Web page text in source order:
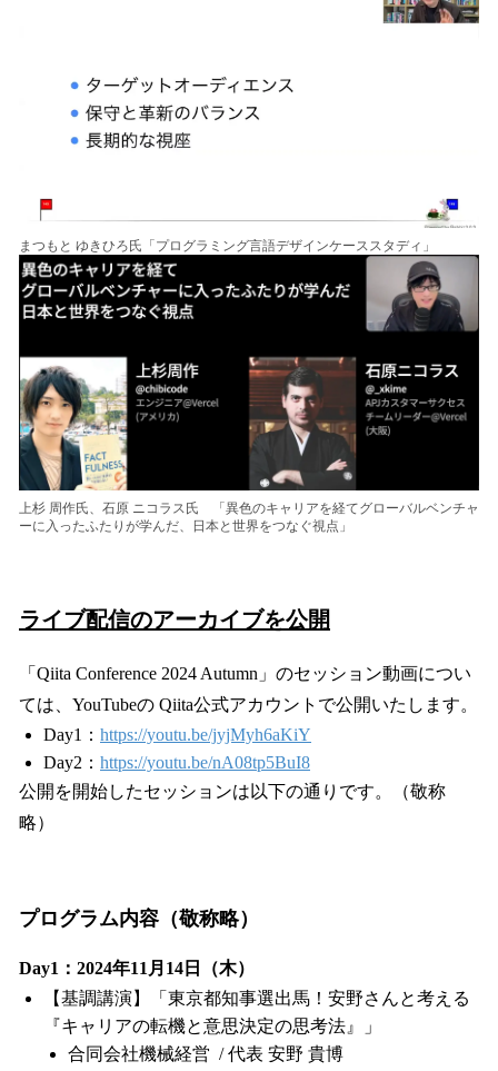
まつもと ゆきひろ氏「プログラミング言語デザインケーススタディ」
上杉 周作氏、石原 ニコラス氏 「異色のキャリアを経てグローバルベンチャ
ーに入ったふたりが学んだ、日本と世界をつなぐ視点」
ライブ配信のアーカイブを公開
「Qiita Conference 2024 Autumn」のセッション動画につい
ては、YouTubeの Qiita公式アカウントで公開いたします。
Day1： https://youtu.be/jyjMyh6aKiY
Day2： https://youtu.be/nA08tp5BuI8
公開を開始したセッションは以下の通りです。（敬称
略）
プログラム内容（敬称略）
Day1：2024年11月14日（木）
【基調講演】「東京都知事選出馬！安野さんと考える
『キャリアの転機と意思決定の思考法』」
合同会社機械経営 / 代表 安野 貴博